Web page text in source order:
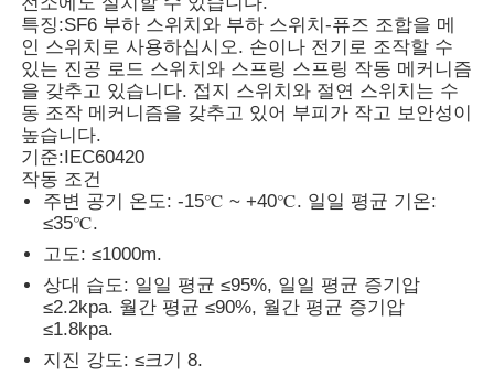
홈
특징:SF6 부하 스위치와 부하 스위치-퓨즈 조합을 메
인 스위치로 사용하십시오. 손이나 전기로 조작할 수
있는 진공 로드 스위치와 스프링 스프링 작동 메커니즘
을 갖추고 있습니다. 접지 스위치와 절연 스위치는 수
동 조작 메커니즘을 갖추고 있어 부피가 작고 보안성이
높습니다.
기준:IEC60420
작동 조건
주변 공기 온도: -15℃ ~ +40℃. 일일 평균 기온:
≤35℃.
고도: ≤1000m.
상대 습도: 일일 평균 ≤95%, 일일 평균 증기압
≤2.2kpa. 월간 평균 ≤90%, 월간 평균 증기압
≤1.8kpa.
지진 강도: ≤크기 8.